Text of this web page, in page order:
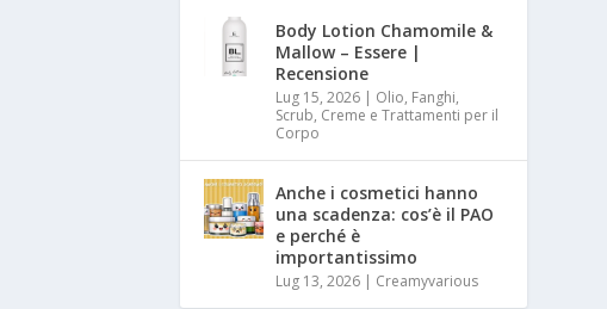
Body Lotion Chamomile &
Mallow – Essere |
Recensione
Lug 15, 2026 | Olio, Fanghi,
Scrub, Creme e Trattamenti per il
Corpo
Anche i cosmetici hanno
una scadenza: cos’è il PAO
e perché è
importantissimo
Lug 13, 2026 | Creamyvarious